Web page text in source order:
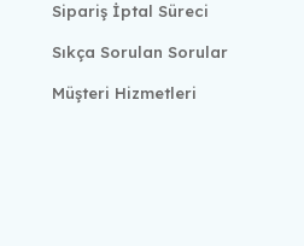
Sipariş İptal Süreci
Sıkça Sorulan Sorular
Müşteri Hizmetleri